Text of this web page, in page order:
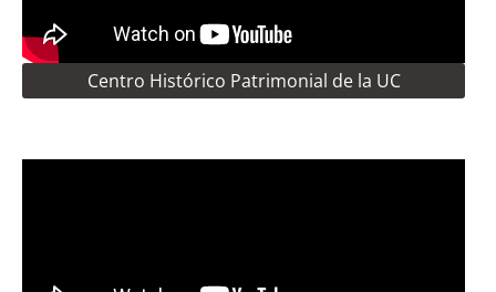
Centro Histórico Patrimonial de la UC